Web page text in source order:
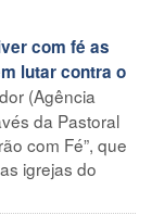
com fé as
lutar contra o
(Agência
da Pastoral
com Fé”, que
igrejas do